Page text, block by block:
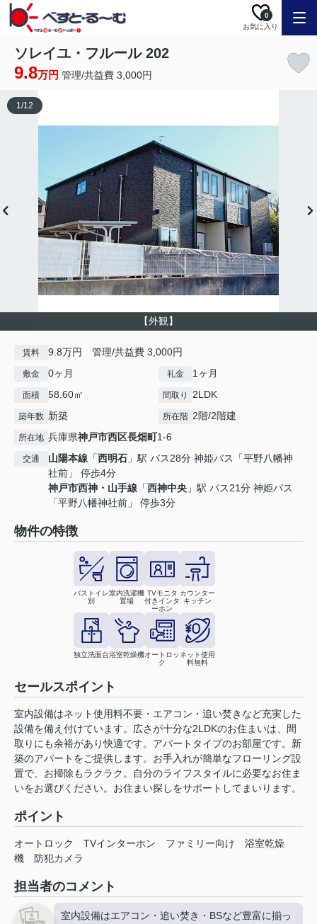
お気に入り
0
ソレイユ・フルール 202
9.8万円 管理/共益費 3,000円
【外観】
1/12
賃料 9.8万円 管理/共益費 3,000円
敷金 0ヶ月 礼金 1ヶ月
面積 58.60㎡ 間取り 2LDK
築年数 新築 所在階 2階/2階建
所在地 兵庫県神戸市西区長畑町1‐6
交通 山陽本線 「西明石 」駅 バス28分 神姫バス「平野八幡神
社前」 停歩4分
神戸市西神・山手線 「西神中央 」駅 バス21分 神姫バス
「平野八幡神社前」 停歩3分
物件の特徴
バストイレ
別
室内洗濯機
置場
TVモニタ
付きインタ
ーホン
カウンター
キッチン
独立洗面台浴室乾燥機オートロッ
ク
ネット使用
料無料
セールスポイント
室内設備はネット使用料不要・エアコン・追い焚きなど充実した
設備を備え付けています。広さが十分な2LDKのお住まいは、間
取りにも余裕があり快適です。アパートタイプのお部屋です。新
築のアパートをご提供します。お手入れが簡単なフローリング設
置で、お掃除もラクラク。自分のライフスタイルに必要なお住ま
いをお選びください。お住まい探しをサポートしてまいります。
ポイント
オートロック TVインターホン ファミリー向け
浴室乾燥
機
防犯カメラ
担当者のコメント
室内設備はエアコン・追い焚き・BSなど豊富に揃っ